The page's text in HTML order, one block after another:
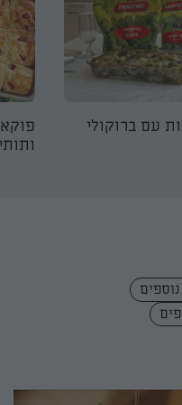
עם ברוקולי